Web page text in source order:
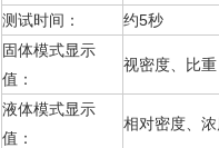
测试时间：
约5秒
固体模式显示
值：
视密度、比
液体模式显示
值：
相对密度、浓